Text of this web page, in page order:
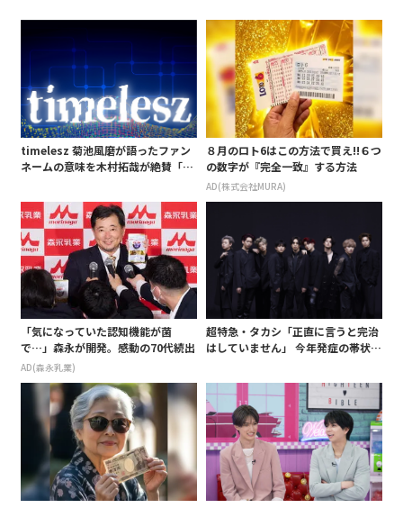
timelesz 菊池風磨が語ったファン
ネームの意味を木村拓哉が絶賛「考
８月のロト6はこの方法で買え!!６つ
の数字が『完全一致』する方法
AD(株式会社MURA)
「気になっていた認知機能が菌
で…」森永が開発。感動の70代続出
AD(森永乳業)
超特急・タカシ「正直に言うと完治
はしていません」 今年発症の帯状疱
白 後遺症も語る